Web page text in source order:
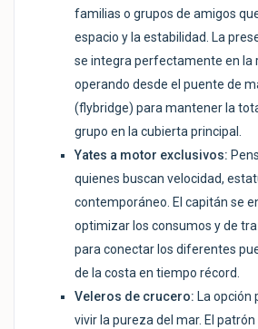
familias o grupos de amigos
espacio y la estabilidad. La
se integra perfectamente en la
operando desde el puente de
(flybridge) para mantener la
grupo en la cubierta principal.
Yates a motor exclusivos:
quienes buscan velocidad,
contemporáneo. El capitán se
optimizar los consumos y de
para conectar los diferentes
de la costa en tiempo récord.
Veleros de crucero: La opción
vivir la pureza del mar. El